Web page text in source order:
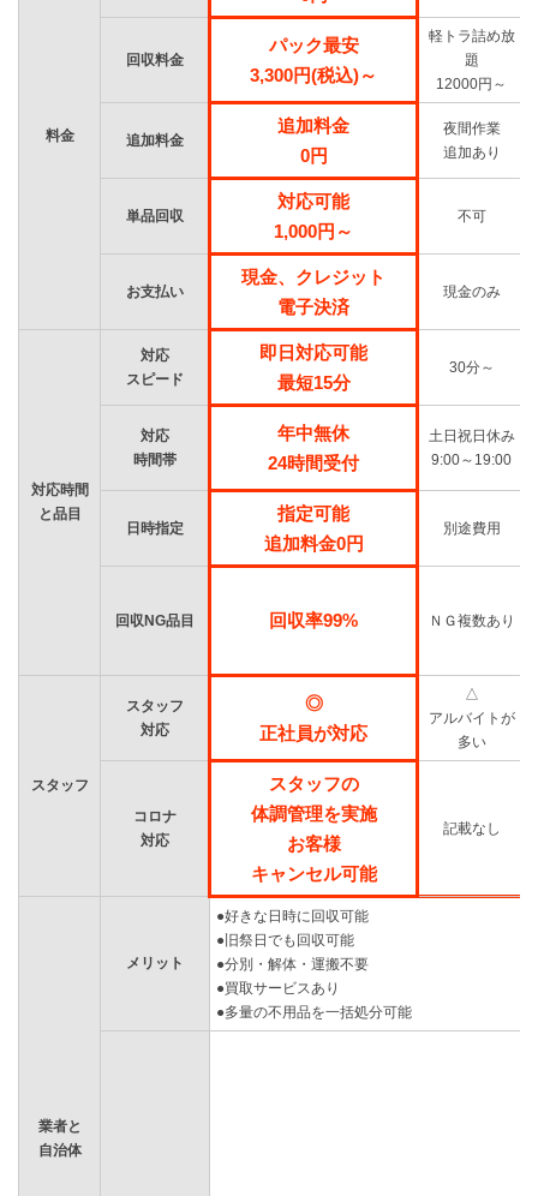
料金
回収料金
パック最安
3,300円(税込)～
軽トラ詰め放
題
12000円～
追加料金
追加料金
0円
夜間作業
追加あり
単品回収
対応可能
1,000円～
不可
お支払い
現金、クレジット
電子決済
現金のみ
対応時間
と品目
対応
スピード
即日対応可能
最短15分
30分～
対応
時間帯
年中無休
24時間受付
土日祝日休み
9:00～19:00
日時指定
指定可能
追加料金0円
別途費用
回収NG品目 回収率99% ＮＧ複数あり
スタッフ
スタッフ
対応
◎
正社員が対応
△
アルバイトが
多い
コロナ
対応
スタッフの
体調管理を実施
お客様
キャンセル可能
記載なし
業者と
自治体
メリット
●好きな日時に回収可能
●旧祭日でも回収可能
●分別・解体・運搬不要
●買取サービスあり
●多量の不用品を一括処分可能